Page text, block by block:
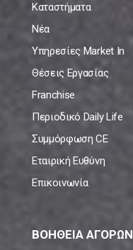
Καταστήματα
Νέα
Υπηρεσίες Market In
Θέσεις Εργασίας
Franchise
Περιοδικό Daily Life
Συμμόρφωση CE
Εταιρική Ευθύνη
Επικοινωνία
ΒΟΗΘΕΙΑ ΑΓΟΡΩΝ